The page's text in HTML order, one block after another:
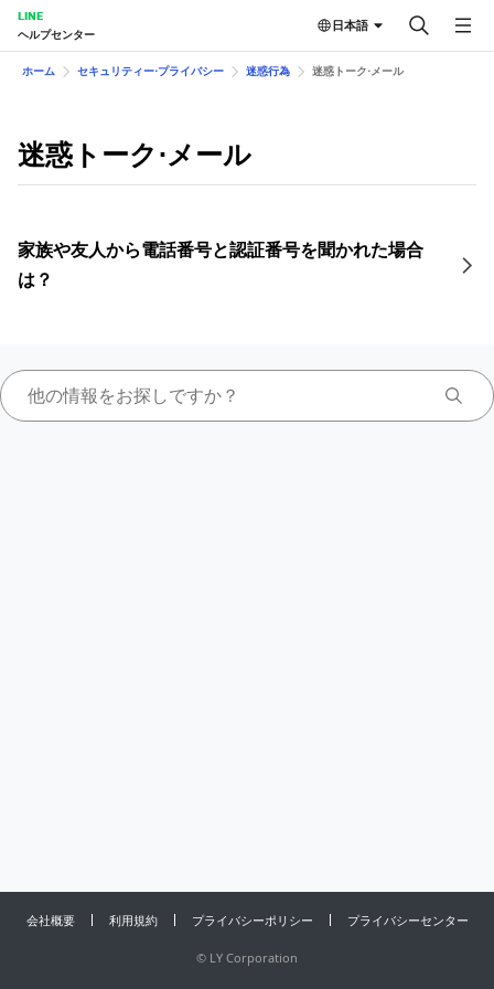
LINE
ヘルプセンター
日本語
ホーム セキュリティー⋅プライバシー 迷惑行為 迷惑トーク⋅メール
迷惑トーク⋅メール
家族や友人から電話番号と認証番号を聞かれた場合
は？
会社概要 利用規約 プライバシーポリシー プライバシーセンター
© LY Corporation